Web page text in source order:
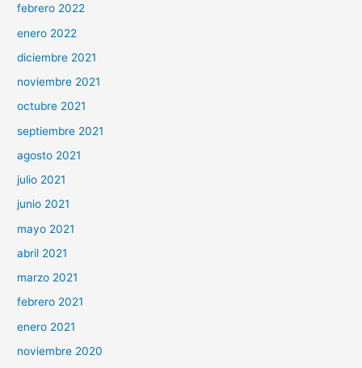
febrero 2022
enero 2022
diciembre 2021
noviembre 2021
octubre 2021
septiembre 2021
agosto 2021
julio 2021
junio 2021
mayo 2021
abril 2021
marzo 2021
febrero 2021
enero 2021
noviembre 2020